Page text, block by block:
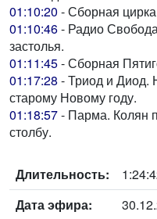
01:10:20 - Сборная
01:10:46- Радио
застолья.
01:11:45- Сборная
01:17:28 - Триод и Диод.
старому Новому году.
01:18:57- Парма. Колян
столбу.
Длительность:
Дата эфира: